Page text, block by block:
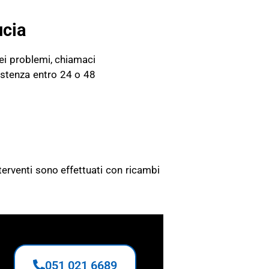
problemi, chiamaci
entro 24 o 48
sono effettuati con ricambi
051 021 6689